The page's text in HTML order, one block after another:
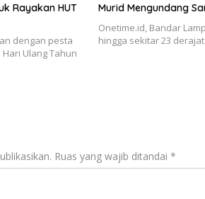
Rayakan HUT
dengan pesta
Ulang Tahun
Murid Mengundang
Onetime.id, Bandar
hingga sekitar 23
Ruas yang wajib ditandai *